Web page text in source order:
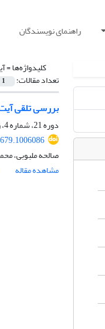
راهنمای نویسندگان
کلیدواژه‌ها =
تعداد مقالات: 1
بررسی تلقی
دوره 21، شماره 4، زمستان 1403، صفحه
صالحه ملبوبی،
مشاهده مقاله